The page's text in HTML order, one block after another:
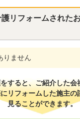
リフォームされた
りません
すると、ご紹介した会
リフォームした施主の
見ることができます。